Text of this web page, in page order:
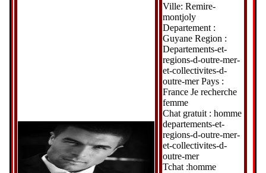
Ville: Remire-
montjoly
Departement :
Guyane Region :
Departements-et-
regions-d-outre-mer-
et-collectivites-d-
outre-mer Pays :
France Je recherche
femme
Chat gratuit : homme
departements-et-
regions-d-outre-mer-
et-collectivites-d-
outre-mer
Tchat :homme